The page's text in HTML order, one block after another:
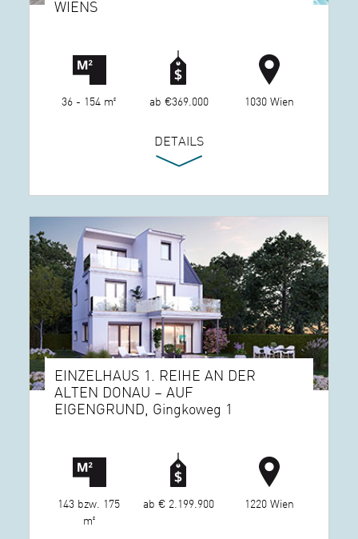
WIENS
36 - 154 m² ab €369.000 1030 Wien
DETAILS
EINZELHAUS 1. REIHE AN DER
ALTEN DONAU – AUF
EIGENGRUND, Gingkoweg 1
143 bzw. 175
m²
ab € 2.199.900 1220 Wien